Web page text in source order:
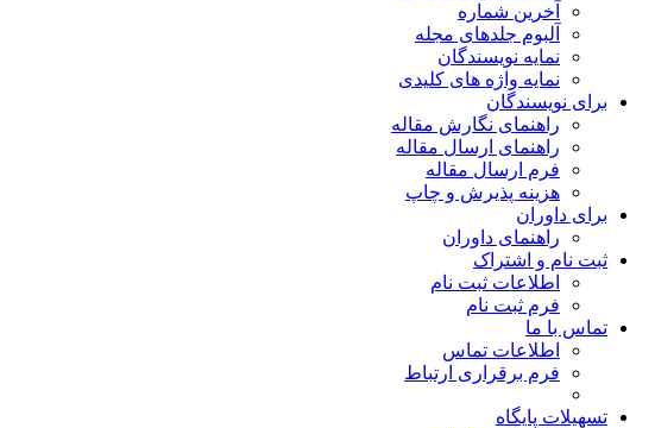
آخرین شماره
آلبوم جلدهای مجله
نمایه نویسندگان
نمایه واژه های کلیدی
برای نویسندگان
راهنمای نگارش مقاله
راهنمای ارسال مقاله
فرم ارسال مقاله
هزینه پذیرش و چاپ
برای داوران
راهنمای داوران
ثبت نام و اشتراک
اطلاعات ثبت نام
فرم ثبت نام
تماس با ما
اطلاعات تماس
فرم برقراری ارتباط
تسهیلات پایگاه